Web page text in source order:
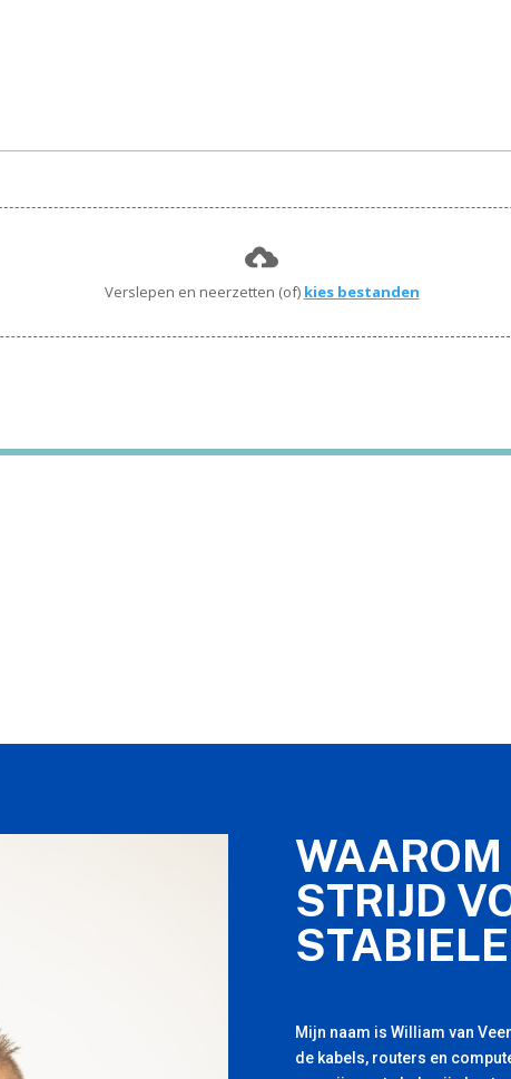
Verslepen en neerzetten (of) kies bestanden
STRIJD
Mijn naam is William van
de kabels, routers en